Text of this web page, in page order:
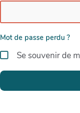
Mot de passe perdu ?
Se souvenir de